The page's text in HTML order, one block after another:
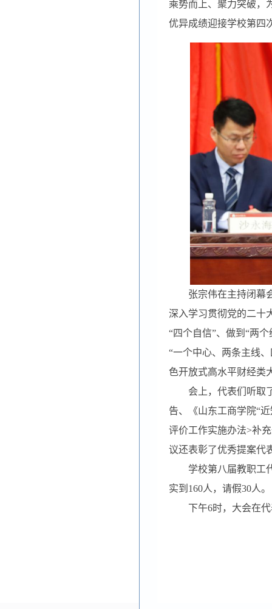
乘势而上、聚力突破，
优异成绩迎接学校第四
张宗伟在主持闭幕
深入学习贯彻党的二十
“四个自信”、做到“两个
“一个中心、两条主线
色开放式高水平财经类
会上，代表们听取
告、《山东工商学院“
评价工作实施办法>补
议还表彰了优秀提案代
学校第八届教职工
实到160人，请假30人。
下午6时，大会在